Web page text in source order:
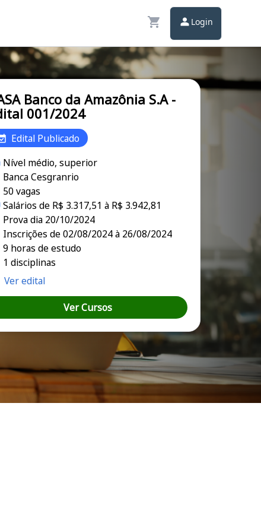
Login
Banco da Amazônia S.A -
001/2024
Edital Publicado
Nível médio, superior
Banca Cesgranrio
50 vagas
Salários de R$ 3.317,51 à R$ 3.942,81
Prova dia 20/10/2024
Inscrições de 02/08/2024 à 26/08/2024
9 horas de estudo
1 disciplinas
Ver edital
Ver Cursos